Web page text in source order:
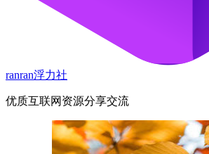
ranran浮力社
优质互联网资源分享交流